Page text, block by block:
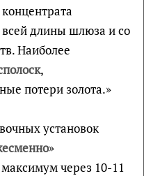
длины шлюза и со
Наиболее
,
потери золота.»
установок
»
через 10-11